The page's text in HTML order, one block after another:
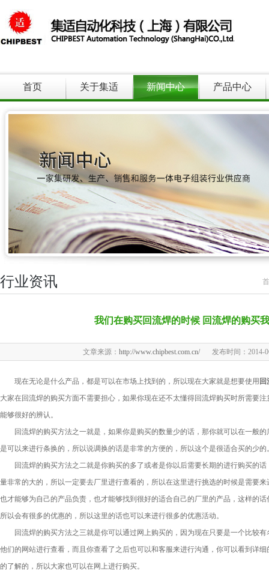
首页 关于集适 新闻中心 产品中心
行业资讯
我们在购买回流焊的时候 回流焊的购买
文章来源： http://www.chipbest.com.cn/ 发布时间：2014-
现在无论是什么产品，都是可以在市场上找到的，所以现在大家就是想要使用 回
大家在回流焊的购买方面不需要担心，如果你现在还不太懂得回流焊购买时所需要
能够很好的辨认。
回流焊的购买方法之一就是，如果你是购买的数量少的话，那你就可以在一般的
是可以来进行条换的，所以说调换的话是非常的方便的，所以这个是很适合买的少的
回流焊的购买方法之二就是你购买的多了或者是你以后需要长期的进行购买的话
量非常的大的，所以一定要去厂里进行查看的，所以在这里进行挑选的时候是需要
也才能够为自己的产品负责，也才能够找到很好的适合自己的厂里的产品，这样的
所以会有很多的优惠的，所以这里的话也可以来进行很多的优惠活动。
回流焊的购买方法之三就是你可以通过网上购买的，因为现在只要是一个比较有
他们的网站进行查看，而且你查看了之后也可以和客服来进行沟通，你可以看到详
的了解的，所以大家也可以在网上进行购买。